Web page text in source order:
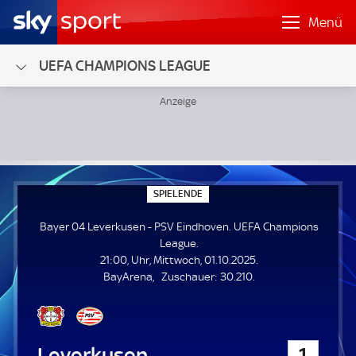
Menü
UEFA CHAMPIONS LEAGUE
Bayer 04 Leverkusen - PSV Eindhoven; UEFA Champions
SPIELENDE
P
E
N
E
Bayer 04 Leverkusen - PSV Eindhoven. UEFA Champions
League.
21:00, Uhr, Mittwoch, 01.10.2025.
BayArena
Zuschauer: Z
30.210.